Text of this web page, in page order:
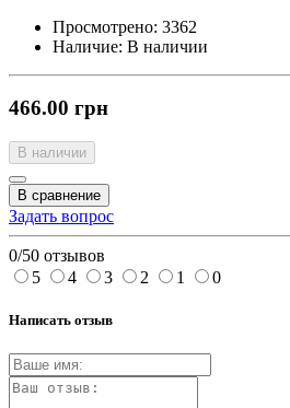
Просмотрено: 3362
Наличие: В наличии
466.00 грн
В наличии
В сравнение
Задать вопрос
0/50 отзывов
5
4 3 2 1 0
Написать отзыв